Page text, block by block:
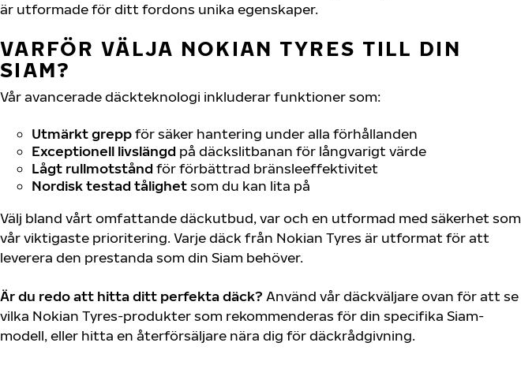
är utformade för ditt fordons unika egenskaper.
VARFÖR VÄLJA NOKIAN TYRES TILL DIN
SIAM?
Vår avancerade däckteknologi inkluderar funktioner som:
Utmärkt greppför säker hantering under alla förhållanden
Exceptionell livslängd på däckslitbanan för långvarigt värde
Lågt rullmotstånd för förbättrad bränsleeffektivitet
Nordisk testad tålighetsom du kan lita på
Välj bland vårt omfattande däckutbud, var och en utformad med säkerhet som
vår viktigaste prioritering. Varje däck från Nokian Tyres är utformat för att
leverera den prestanda som din Siam behöver.
Är du redo att hitta ditt perfekta däck? Använd vår däckväljare ovan för att se
vilka Nokian Tyres-produkter som rekommenderas för din specifika Siam-
modell, eller hitta en återförsäljare nära dig för däckrådgivning.